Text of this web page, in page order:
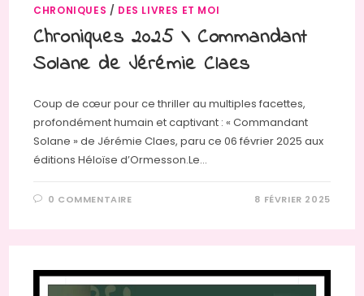
CHRONIQUES / DES LIVRES ET MOI
Chroniques 2025 \ Commandant
Solane de Jérémie Claes
Coup de cœur pour ce thriller au multiples facettes,
profondément humain et captivant : « Commandant
Solane » de Jérémie Claes, paru ce 06 février 2025 aux
éditions Héloïse d’Ormesson.Le…
0 COMMENTAIRE 8 FÉVRIER 2025